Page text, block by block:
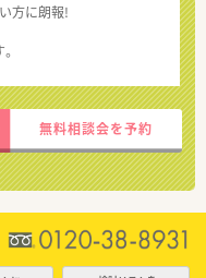
方に朗報!
無料相談会を予約